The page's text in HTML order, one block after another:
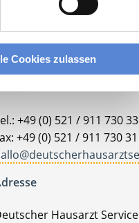
Cookies zulassen
+49 (0) 521 / 911 730 33
+49 (0) 521 / 911 730 31
Hausarzt Service